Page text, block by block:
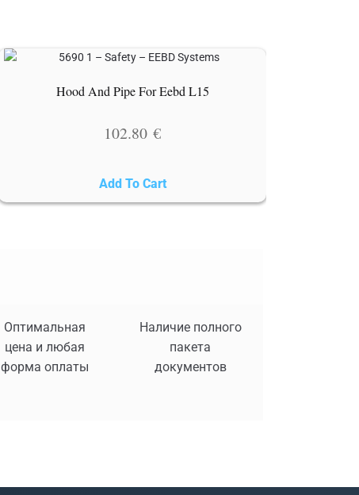
Hood And Pipe For Eebd L15
102.80€
Add To Cart
Оптимальная
цена и любая
форма оплаты
Наличие полного
пакета
документов